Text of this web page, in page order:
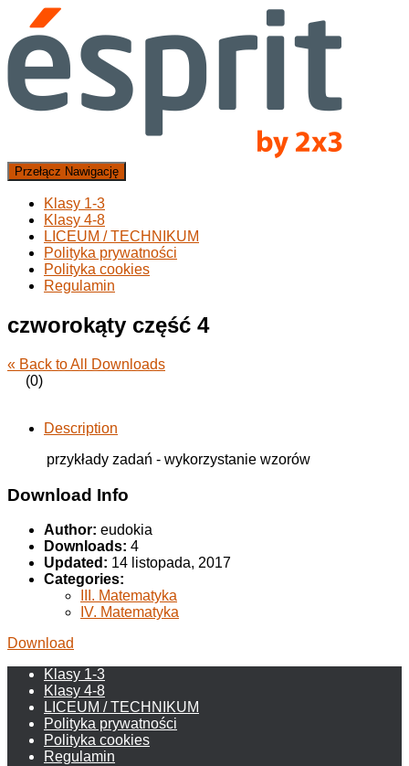
Przełącz Nawigację
Klasy 1-3
Klasy 4-8
LICEUM / TECHNIKUM
Polityka prywatności
Polityka cookies
Regulamin
czworokąty część 4
« Back to All Downloads
(0)
Description
przykłady zadań - wykorzystanie wzorów
Download Info
Author: eudokia
Downloads: 4
Updated: 14 listopada, 2017
Categories:
III. Matematyka
IV. Matematyka
Download
Klasy 1-3
Klasy 4-8
LICEUM / TECHNIKUM
Polityka prywatności
Polityka cookies
Regulamin